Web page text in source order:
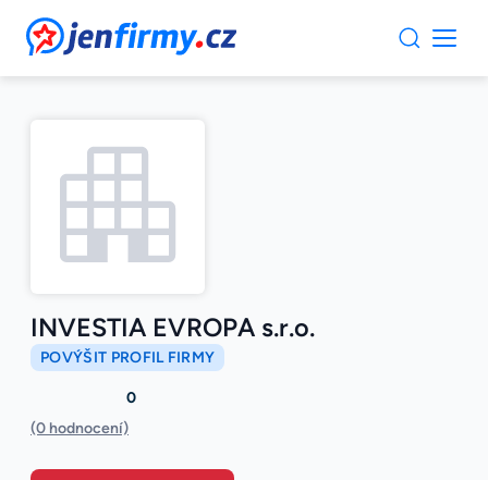
JenFirmy.cz
INVESTIA EVROPA s.r.o.
POVÝŠIT PROFIL FIRMY
0
(0 hodnocení)